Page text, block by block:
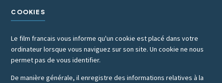
COOKIES
Le film francais vous informe qu'un cookie est placé dans votre
ordinateur lorsque vous naviguez sur son site. Un cookie ne nous
permet pas de vous identifier.
De manière générale, il enregistre des informations relatives à la